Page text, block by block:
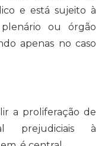
e está sujeito à
ou órgão
apenas no caso
a proliferação de
prejudiciais à